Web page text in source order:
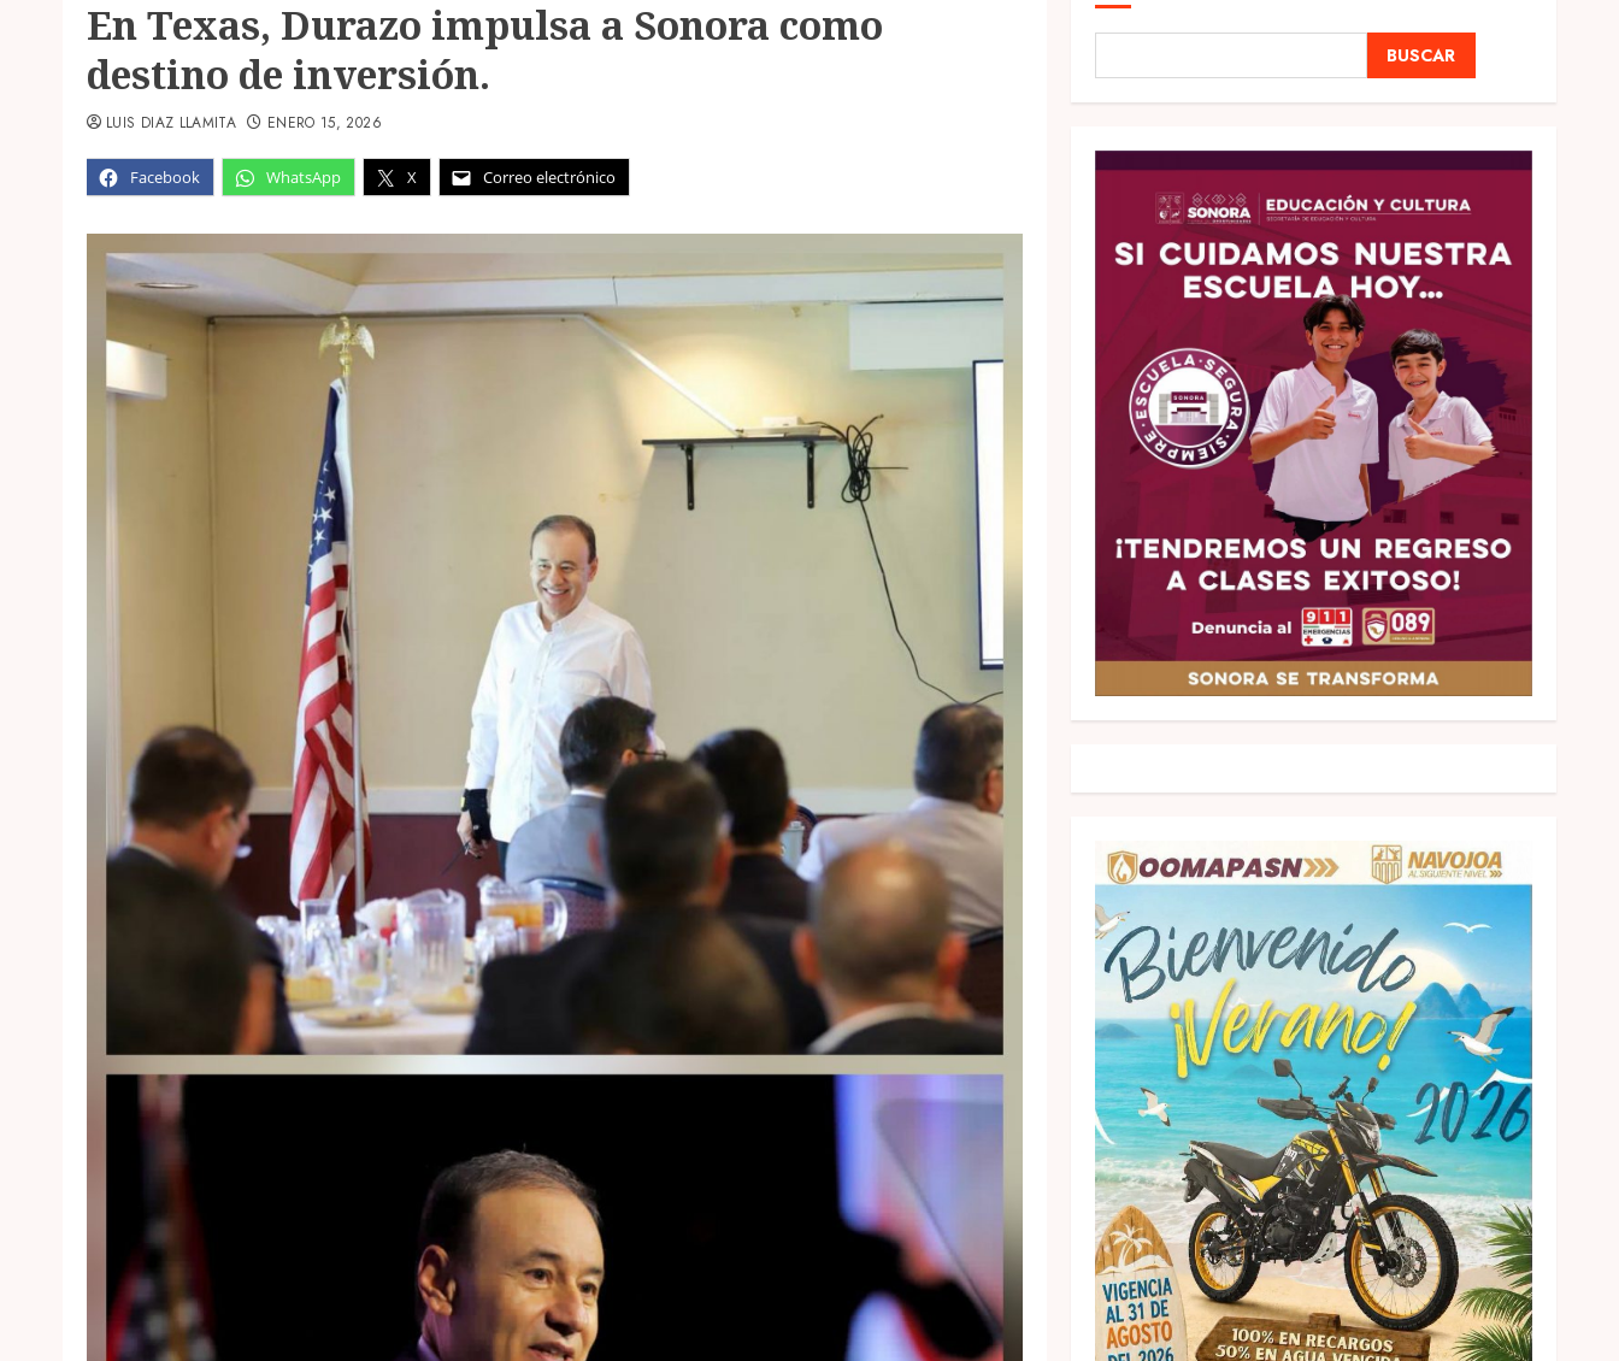
En Texas, Durazo impulsa a Sonora como
destino de inversión.
Facebook WhatsApp X Correo electrónico
LUIS DIAZ LLAMITA ENERO 15, 2026
BUSCAR